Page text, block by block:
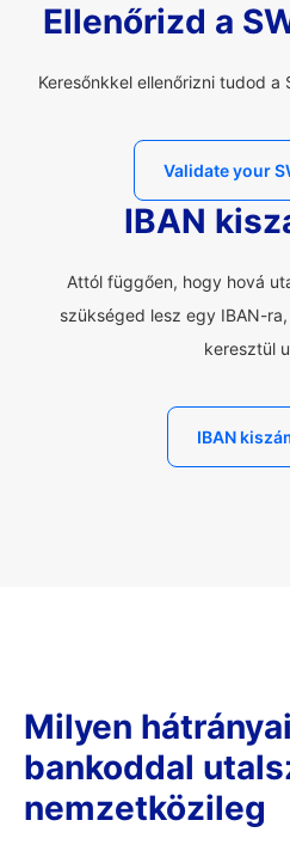
Ellenőrizd a
Keresőnkkel ellenőrizni tudod a
Validate your
IBAN
Attól függően, hogy hová
szükséged lesz egy IBAN-
keresztül
IBAN
Milyen
bankoddal
nemzetközileg